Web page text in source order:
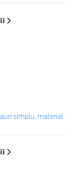
simplu, material